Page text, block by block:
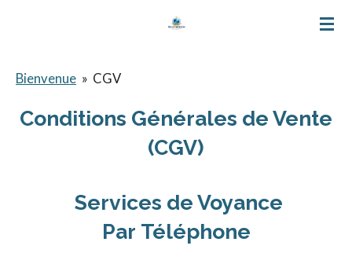
principal
Bienvenue » CGV
Conditions Générales de Vente
(CGV)
Services de Voyance
Par Téléphone